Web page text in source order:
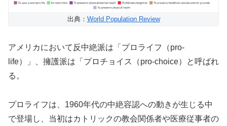
出典： World Population Review
アメリカにおいて反中絶派は「プロライフ（pro-
life）」、擁護派は「プロチョイス（pro-choice）と呼ばれ
る。
プロライフは、1960年代の中絶容認への動きが生じる中
で登場し、当初はカトリックの教会関係者や医療従事者の